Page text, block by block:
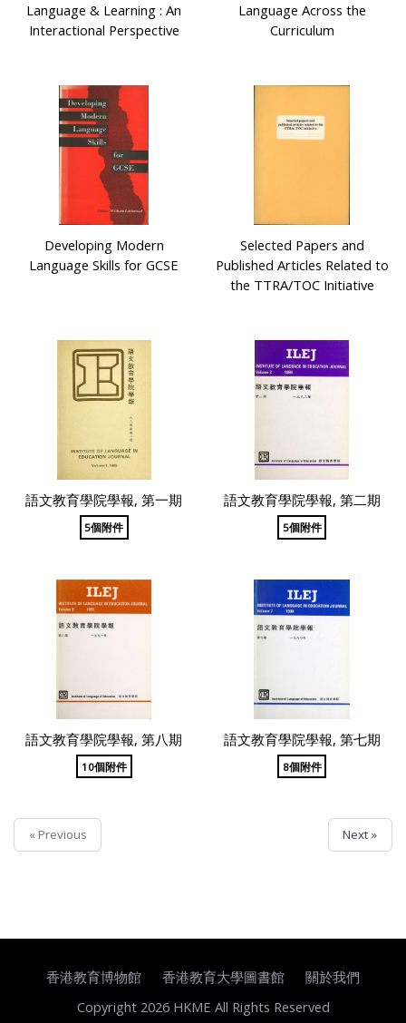
Language & Learning : An
Interactional Perspective
Language Across the
Curriculum
Developing Modern
Language Skills for GCSE
Selected Papers and
Published Articles Related to
the TTRA/TOC Initiative
語文教育學院學報, 第一期
5個附件
語文教育學院學報, 第二期
5個附件
語文教育學院學報, 第八期
10個附件
語文教育學院學報, 第七期
8個附件
« Previous Next »
香港教育博物館 香港教育大學圖書館
關於我們
Copyright 2026 HKME All Rights Reserved